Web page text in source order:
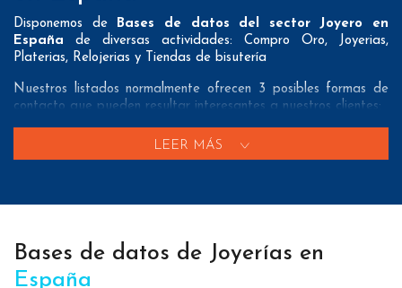
Disponemos de Bases de datos del sector Joyero en
España de diversas actividades: Compro Oro, Joyerias,
Platerias, Relojerias y Tiendas de bisutería
Nuestros listados normalmente ofrecen 3 posibles formas de
contacto que pueden resultar interesantes a nuestros clientes:
direcciones postales nuestros/as Bases de datos
teléfonos móviles con el fin de que nuestros clientes puedan
realizar exitosas campañas de telemarketing.
LEER MÁS
Bases de datos de Joyerías en
España